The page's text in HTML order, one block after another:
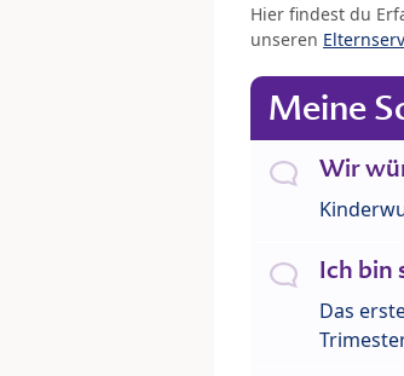
Hier findest du
unseren
Meine
Wir
Ich bin
Das